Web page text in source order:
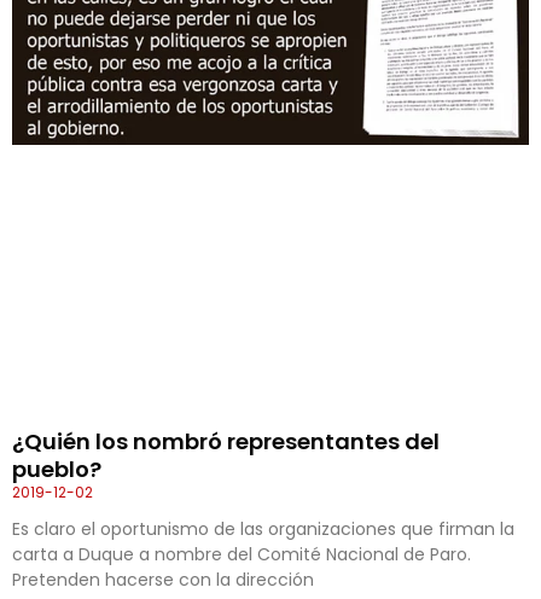
¿Quién los nombró representantes del
pueblo?
2019-12-02
Es claro el oportunismo de las organizaciones que firman la
carta a Duque a nombre del Comité Nacional de Paro.
Pretenden hacerse con la dirección